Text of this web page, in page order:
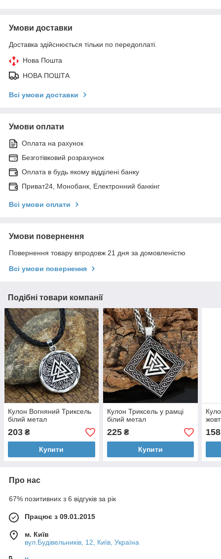
Умови доставки
Доставка здійснюється тільки по передоплаті.
Нова Пошта
НОВА ПОШТА
Всі умови доставки
Умови оплати
Оплата на рахунок
Безготівковий розрахунок
Оплата в будь якому відділені банку
Приват24, Монобанк, Електронний банкінг
Всі умови оплати
Умови повернення
Повернення товару впродовж 21 дня за домовленістю
Всі умови повернення
Подібні товари компанії
Кулон Вогняний Триксель
білий метал
203 ₴
Купити
Кулон Триксель у рамці
білий метал
225₴
Купити
158
Про нас
67% позитивних з 6 відгуків за рік
Працює з 09.01.2015
м. Київ
вул.Будівельників, 12, Київ, Україна